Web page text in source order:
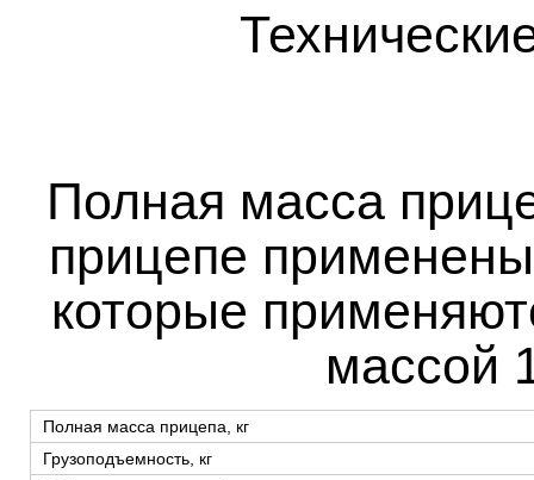
Полная масса
прицепе
которые
массой
Полная масса прицепа, кг
Грузоподъемность, кг